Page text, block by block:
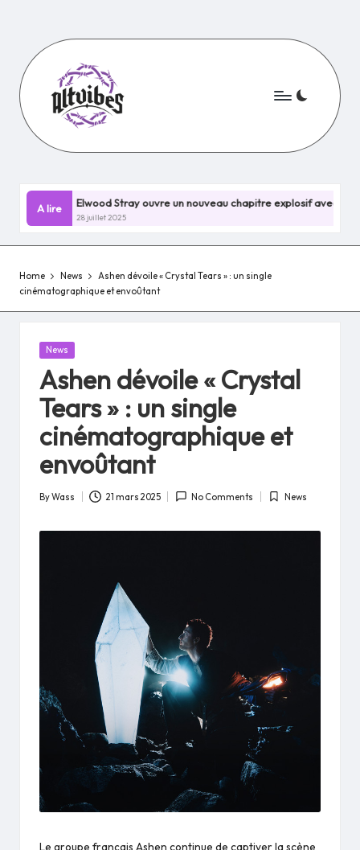
content
A lire
Elwood Stray ouvre un nouveau chapitre explosif avec Nevermind !
Home News
Ashen dévoile « Crystal Tears » : un single
cinématographique et envoûtant
Posted
News
Ashen dévoile « Crystal
Tears » : un single
cinématographique et
envoûtant
Posted
ByWass 21 mars 2025 No Comments
Posted
News
Le groupe français Ashen continue de captiver la scène